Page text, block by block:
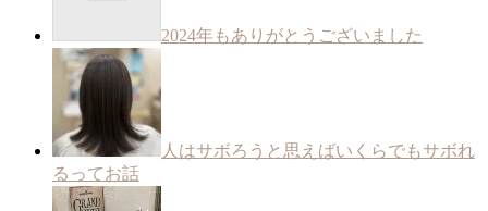
2024年もありがとうございました
人はサボろうと思えばいくらでもサボれ
るってお話